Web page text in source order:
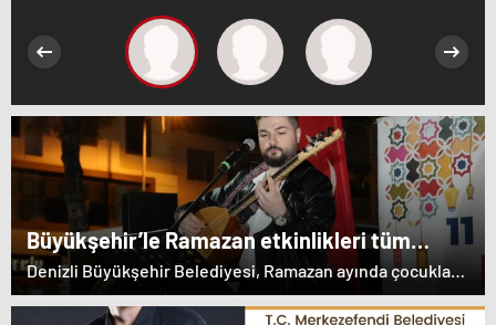
Büyükşehir’le Ramazan etkinlikleri tüm
hızıyla devam ediyor
Denizli Büyükşehir Belediyesi, Ramazan ayında çocuklar
ve aileler için dolu dolu etkinlikler sunuyor. Nihat
Zeybekci Kongre Merkezi’nde düzenlenen programda